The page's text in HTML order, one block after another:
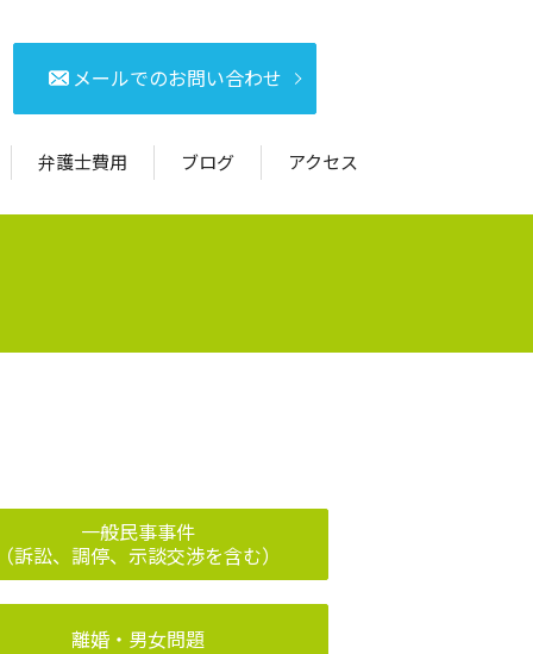
メールでのお問い合わせ
弁護士費用 ブログ アクセス
一般民事事件
（訴訟、調停、示談交渉を含む）
離婚・男女問題